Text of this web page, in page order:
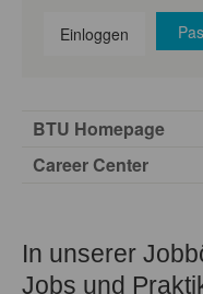
Einloggen
BTU Homepage
Career Center
In unserer
Jobs und